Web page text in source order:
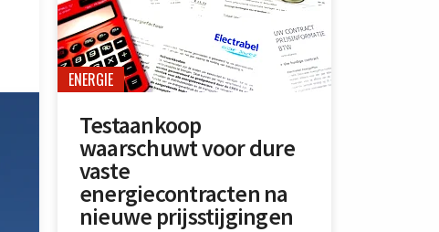
ENERGIE
Testaankoop
waarschuwt voor dure
vaste
energiecontracten na
nieuwe prijsstijgingen